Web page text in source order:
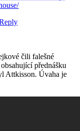
čili falešné
přednášku
Attkisson. Úvaha je